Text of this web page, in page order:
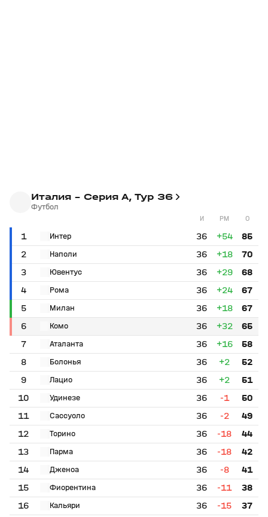
Италия - Серия А, Тур 36
Футбол
И РМ О
1 Интер 36 +54
85
2
Наполи 36 +18
70
3
Ювентус 36 +29
68
4
Рома 36 +24
67
5
Милан 36 +18
67
6
Комо 36 +32
65
7
Аталанта 36 +16
58
8
Болонья 36 +2
52
9
Лацио 36 +2
51
10
Удинезе 36 -1
50
11
Сассуоло 36 -2
49
12
Торино 36 -18
44
13
Парма 36 -18
42
14
Дженоа 36 -8
41
15
Фиорентина 36 -11
38
16
Кальяри 36 -15
37